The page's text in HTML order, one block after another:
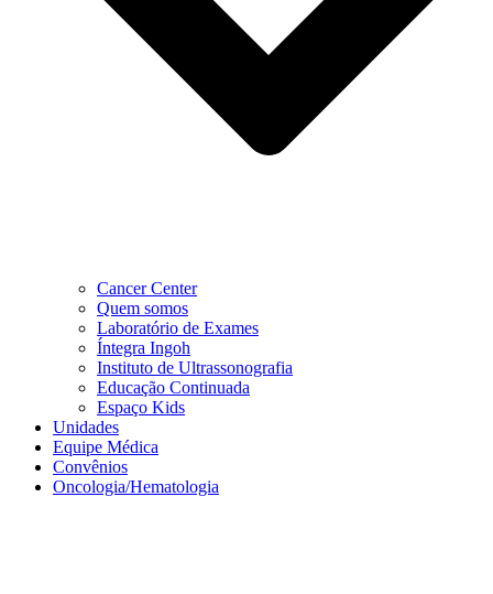
Cancer Center
Quem somos
Laboratório de Exames
Íntegra Ingoh
Instituto de Ultrassonografia
Educação Continuada
Espaço Kids
Unidades
Equipe Médica
Convênios
Oncologia/Hematologia